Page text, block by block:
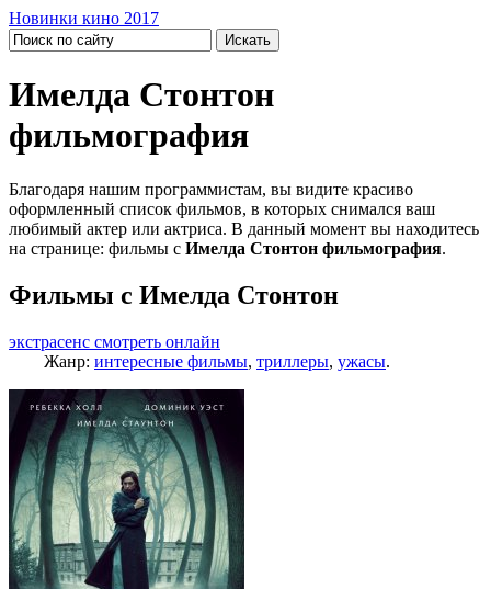
Новинки кино 2017
Имелда Стонтон
фильмография
Благодаря нашим программистам, вы видите красиво
оформленный список фильмов, в которых снимался ваш
любимый актер или актриса. В данный момент вы находитесь
на странице: фильмы с Имелда Стонтон фильмография.
Фильмы с Имелда Стонтон
экстрасенс смотреть онлайн
Жанр: интересные фильмы, триллеры, ужасы.